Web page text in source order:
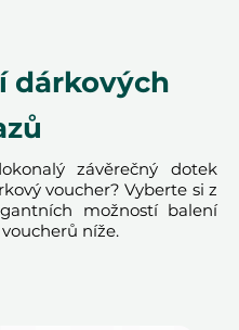
- poskytuje
nezapomenutelné
a vzácný pohled na
tvory přírody.
dárkových
závěrečný dotek
voucher? Vyberte si z
možností balení
níže.